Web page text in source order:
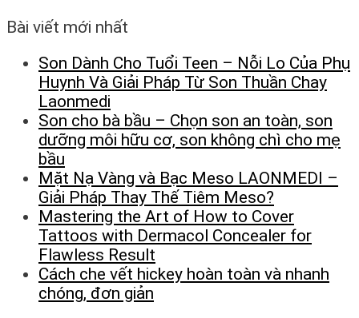
Bài viết mới nhất
Son Dành Cho Tuổi Teen – Nỗi Lo Của Phụ
Huynh Và Giải Pháp Từ Son Thuần Chay
Laonmedi
Son cho bà bầu – Chọn son an toàn, son
dưỡng môi hữu cơ, son không chì cho mẹ
bầu
Mặt Nạ Vàng và Bạc Meso LAONMEDI –
Giải Pháp Thay Thế Tiêm Meso?
Mastering the Art of How to Cover
Tattoos with Dermacol Concealer for
Flawless Result
Cách che vết hickey hoàn toàn và nhanh
chóng, đơn giản